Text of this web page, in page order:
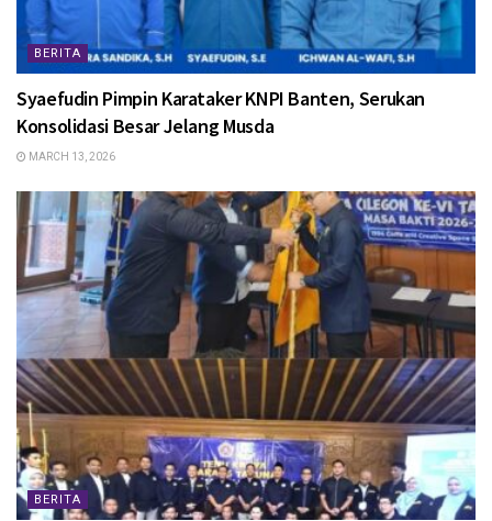
BERITA
Syaefudin Pimpin Karataker KNPI Banten, Serukan
Konsolidasi Besar Jelang Musda
MARCH 13, 2026
BERITA